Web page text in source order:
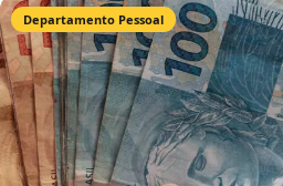
Departamento Pessoal